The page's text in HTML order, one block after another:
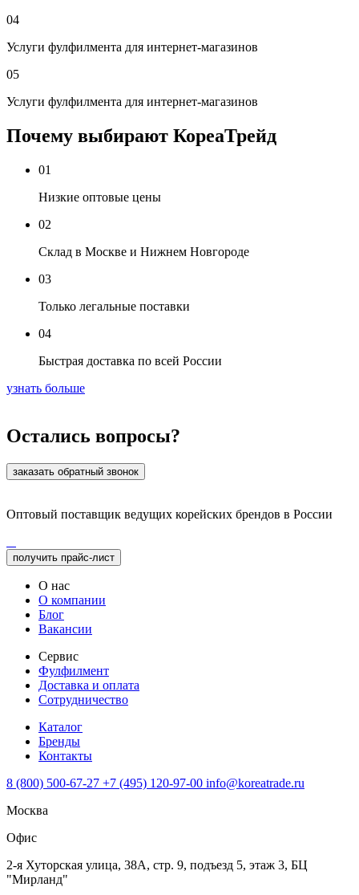
04
Услуги фулфилмента для интернет-магазинов
05
Услуги фулфилмента для интернет-магазинов
Почему выбирают КореаТрейд
01
Низкие оптовые цены
02
Склад в Москве и Нижнем Новгороде
03
Только легальные поставки
04
Быстрая доставка по всей России
узнать больше
Остались вопросы?
заказать обратный звонок
Оптовый поставщик ведущих корейских брендов в России
получить прайс-лист
О нас
О компании
Блог
Вакансии
Сервис
Фулфилмент
Доставка и оплата
Сотрудничество
Каталог
Бренды
Контакты
8 (800) 500-67-27 +7 (495) 120-97-00 info@koreatrade.ru
Москва
Офис
2-я Хуторская улица, 38А, стр. 9, подъезд 5, этаж 3, БЦ
"Мирланд"